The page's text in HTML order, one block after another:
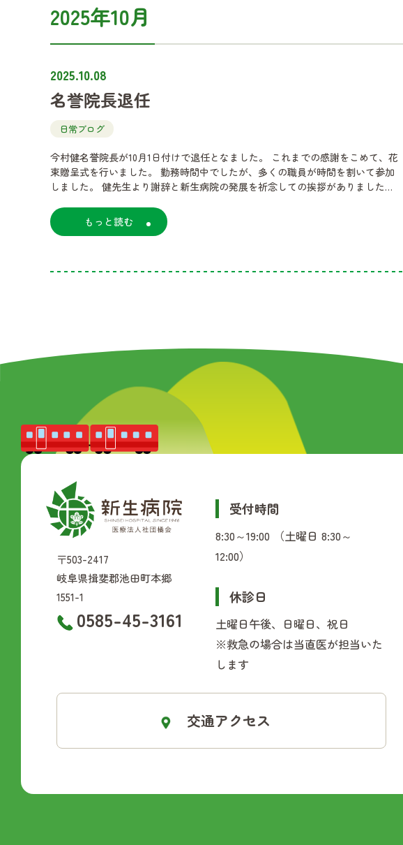
2025年10月
2025.10.08
名誉院長退任
日常ブログ
今村健名誉院長が10月1日付けで退任となました。 これまでの感謝をこめて、花
束贈呈式を行いました。 勤務時間中でしたが、多くの職員が時間を割いて参加
しました。 健先生より謝辞と新生病院の発展を祈念しての挨拶がありました。
からも邁進…もっと読む
〒503-2417
岐阜県揖斐郡池田町本郷
1551-1
0585-45-3161
受付時間
8:30～19:00 （土曜日 8:30～
12:00）
休診日
土曜日午後、日曜日、祝日
※救急の場合は当直医が担当いた
します
交通アクセス